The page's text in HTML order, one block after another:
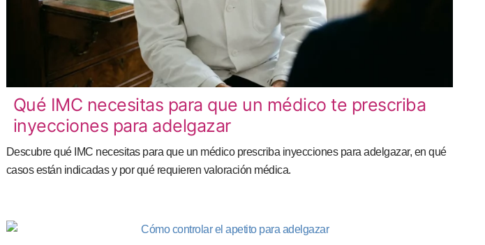
Qué IMC necesitas para que un médico te prescriba
inyecciones para adelgazar
Descubre qué IMC necesitas para que un médico prescriba inyecciones para adelgazar, en qué
casos están indicadas y por qué requieren valoración médica.